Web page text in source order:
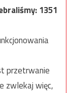
1351
przetrwanie
zwlekaj więc,